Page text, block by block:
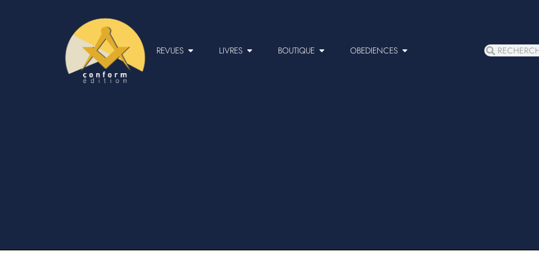
REVUES LIVRES BOUTIQUE OBEDIENCES